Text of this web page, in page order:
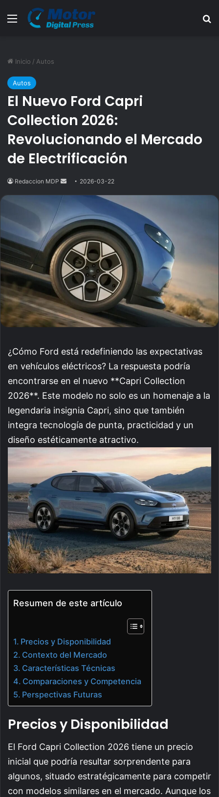
Menú
Inicio / Autos
Autos
El Nuevo Ford Capri
Collection 2026:
Revolucionando el Mercado
de Electrificación
Redaccion MDP
Send
email
2026-03-22
¿Cómo Ford está redefiniendo las expectativas
en vehículos eléctricos? La respuesta podría
encontrarse en el nuevo **Capri Collection
2026**. Este modelo no solo es un homenaje a la
legendaria insignia Capri, sino que también
integra tecnología de punta, practicidad y un
diseño estéticamente atractivo.
Resumen de este artículo
Precios y Disponibilidad
Contexto del Mercado
Características Técnicas
Comparaciones y Competencia
Perspectivas Futuras
Precios y Disponibilidad
El Ford Capri Collection 2026 tiene un precio
inicial que podría resultar sorprendente para
algunos, situado estratégicamente para competir
con modelos similares en el mercado. Aunque los